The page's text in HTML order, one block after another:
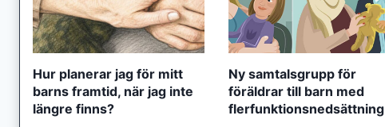
Hur planerar jag för mitt
barns framtid, när jag inte
längre finns?
Ny samtalsgrupp för
föräldrar till barn med
flerfunktionsnedsättning